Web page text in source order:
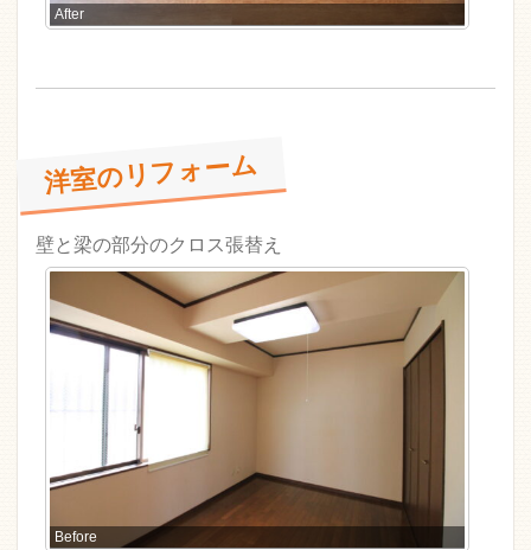
After
洋室のリフォーム
壁と梁の部分のクロス張替え
Before